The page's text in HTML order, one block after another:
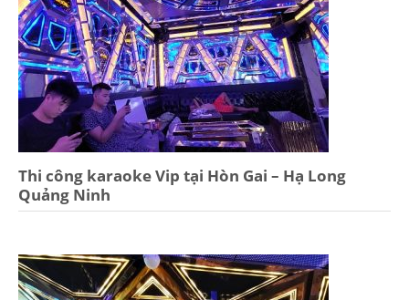
Thi công karaoke Vip tại Hòn Gai – Hạ Long
Quảng Ninh